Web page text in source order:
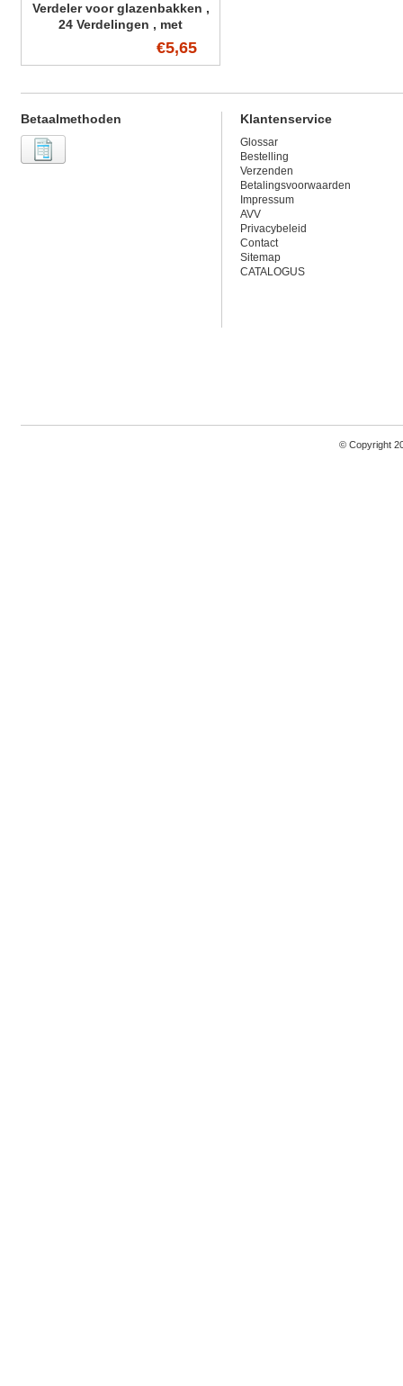
Verdeler voor glazenbakken ,
24 Verdelingen , met
€5,65
Betaalmethoden Klantenservice
Glossar
Bestelling
Verzenden
Betalingsvoorwaarden
Impressum
AVV
Privacybeleid
Contact
Sitemap
CATALOGUS
© Copyright